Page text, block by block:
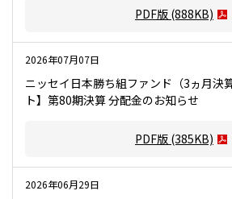
PDF版 (888KB)
2026年07月07日
ニッセイ日本勝ち組ファンド（3ヵ月決
ト】第80期決算 分配金のお知らせ
PDF版 (385KB)
2026年06月29日